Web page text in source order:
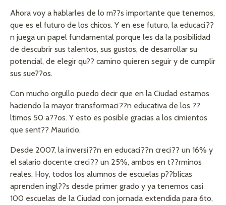
Ahora voy a hablarles de lo m??s importante que tenemos,
que es el futuro de los chicos. Y en ese futuro, la educaci??
n juega un papel fundamental porque les da la posibilidad
de descubrir sus talentos, sus gustos, de desarrollar su
potencial, de elegir qu?? camino quieren seguir y de cumplir
sus sue??os.
Con mucho orgullo puedo decir que en la Ciudad estamos
haciendo la mayor transformaci??n educativa de los ??
ltimos 50 a??os. Y esto es posible gracias a los cimientos
que sent?? Mauricio.
Desde 2007, la inversi??n en educaci??n creci?? un 16% y
el salario docente creci?? un 25%, ambos en t??rminos
reales. Hoy, todos los alumnos de escuelas p??blicas
aprenden ingl??s desde primer grado y ya tenemos casi
100 escuelas de la Ciudad con jornada extendida para 6to,